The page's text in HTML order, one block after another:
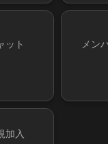
ット メン
加入